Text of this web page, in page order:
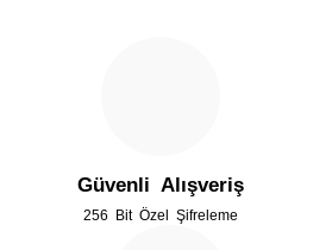
Ürün bilgilerinde hatalar bulunuyor.
Ürün fiyatı diğer sitelerden daha pahalı.
Güvenli Alışveriş
256 Bit Özel Şifreleme